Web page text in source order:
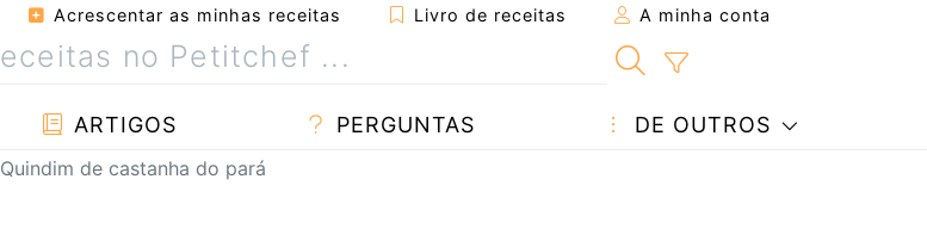
Acrescentar as minhas receitas Livro de receitas A minha conta
ARTIGOS PERGUNTAS DE OUTROS
Quindim de castanha do pará